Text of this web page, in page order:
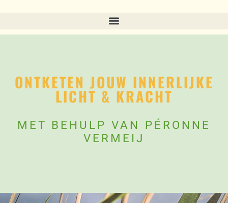
ONTKETEN JOUW INNERLIJKE
LICHT & KRACHT
MET BEHULP VAN PÉRONNE
VERMEIJ